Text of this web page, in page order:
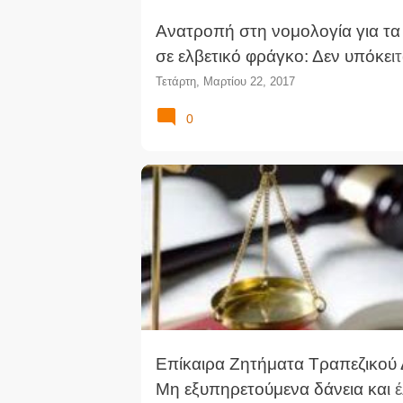
Ανατροπή στη νομολογία για τα
σε ελβετικό φράγκο: Δεν
έλεγχο καταχρηστικότητας ο
όρος. Απόρριψη αγωγής
Τετάρτη, Μαρτίου 22, 2017
0
Επίκαιρα Ζητήματα Τραπεζικού
Μη εξυπηρετούμενα δάνεια και
ΔΆΝΕΙΑ ΕΙΣΉΓΗΣΗ